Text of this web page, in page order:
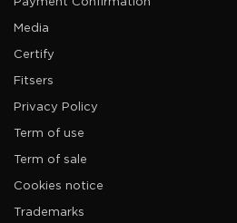
Media
Certify
Fitsers
Privacy Policy
Term of use
Term of sale
Cookies notice
Trademarks